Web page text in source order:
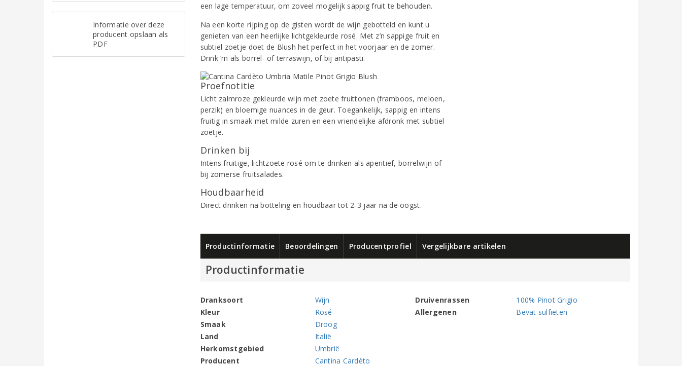
Informatie over deze
producent opslaan als
PDF
een lage temperatuur, om zoveel mogelijk sappig fruit te behouden.
Na een korte rijping op de gisten wordt de wijn gebotteld en kunt u
genieten van een heerlijke lichtgekleurde rosé. Met z’n sappige fruit en
subtiel zoetje doet de Blush het perfect in het voorjaar en de zomer.
Drink ‘m als borrel- of terraswijn, of bij antipasti.
Proefnotitie
Licht zalmroze gekleurde wijn met zoete fruittonen (framboos, meloen,
perzik) en bloemige nuances in de geur. Toegankelijk, sappig en intens
fruitig in smaak met milde zuren en een vriendelijke afdronk met subtiel
zoetje.
Drinken bij
Intens fruitige, lichtzoete rosé om te drinken als aperitief, borrelwijn of
bij zomerse fruitsalades.
Houdbaarheid
Direct drinken na botteling en houdbaar tot 2-3 jaar na de oogst.
Productinformatie Beoordelingen Producentprofiel Vergelijkbare artikelen
Productinformatie
Dranksoort
Wijn
Kleur
Rosé
Smaak
Droog
Land
Italië
Herkomstgebied
Umbrië
Producent
Cantina Cardèto
Druivenrassen
100% Pinot Grigio
Allergenen
Bevat sulfieten